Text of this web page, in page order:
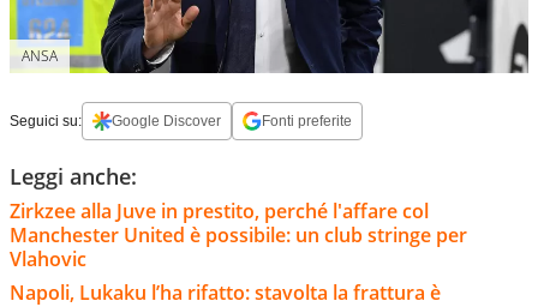
ANSA
Seguici su: Google Discover Fonti preferite
Leggi anche:
Zirkzee alla Juve in prestito, perché l'affare col
Manchester United è possibile: un club stringe per
Vlahovic
Napoli, Lukaku l’ha rifatto: stavolta la frattura è